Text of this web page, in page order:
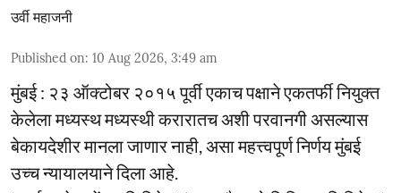
उर्वी महाजनी
Published on: 10 Aug 2026, 3:49 am
मुंबई : २३ ऑक्टोबर २०१५ पूर्वी एकाच पक्षाने एकतर्फी नियुक्त
केलेला मध्यस्थ मध्यस्थी करारातच अशी परवानगी असल्यास
बेकायदेशीर मानला जाणार नाही, असा महत्त्वपूर्ण निर्णय मुंबई
उच्च न्यायालयाने दिला आहे.